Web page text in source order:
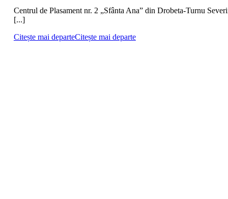
Centrul de Plasament nr. 2 „Sfânta Ana” din Drobeta-Turnu
[...]
Citește mai departeCitește mai departe